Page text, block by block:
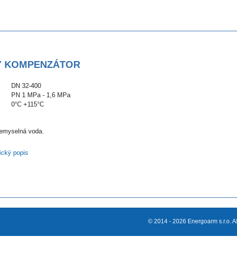
KOMPENZÁTOR
DN 32-400
PN 1 MPa - 1,6 MPa
0°C +115°C
voda.
popis
© 2014 - 2026 Energoarm s.r.o.